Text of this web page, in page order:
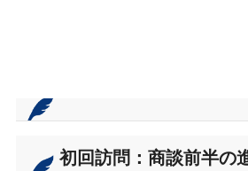
初回訪問：商談前半の